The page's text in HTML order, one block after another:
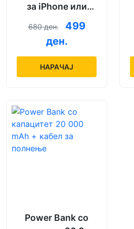
за iPhone или
Android со модел
по избор
680 ден.
499
ден.
НАРАЧАЈ
Power Bank со